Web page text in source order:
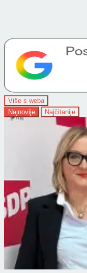
Više s weba
Najnovije
Najčitanije